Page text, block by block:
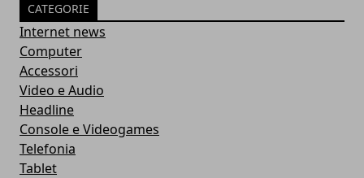
CATEGORIE
Internet news
Computer
Accessori
Video e Audio
Headline
Console e Videogames
Telefonia
Tablet